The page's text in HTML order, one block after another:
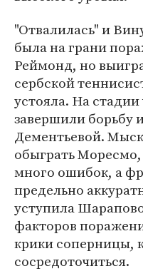
"Отвалилась" и
была на грани
Реймонд, но
сербской
устояла. На
завершили борьбу
Дементьевой.
обыграть
много ошибок, а
предельно
уступила
факторов
крики соперницы,
сосредоточиться.